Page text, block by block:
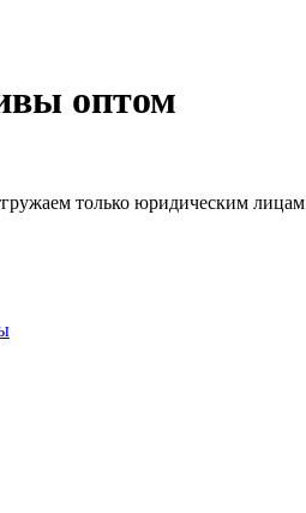
оптом
только юридическим лицам